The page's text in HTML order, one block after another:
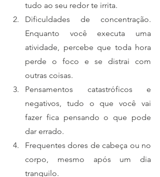
tudo ao seu redor te irrita.
Dificuldades de concentração.
Enquanto você executa uma
atividade, percebe que toda hora
perde o foco e se distrai com
outras coisas.
Pensamentos catastróficos e
negativos, tudo o que você vai
fazer fica pensando o que pode
dar errado.
Frequentes dores de cabeça ou no
corpo, mesmo após um dia
tranquilo.